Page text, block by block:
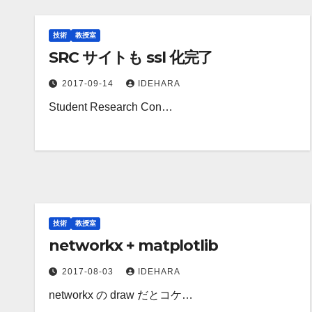
技術 教授室
SRC サイトも ssl 化完了
2017-09-14 IDEHARA
Student Research Con…
技術 教授室
networkx + matplotlib
2017-08-03 IDEHARA
networkx の draw だとコケ…